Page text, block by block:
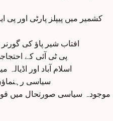
کشمیر میں پیپلز پارٹی اور پی
افتاب شیر پاؤ کی
پی ٹی آئی کے احتجاجی
اسلام آباد اور
سیاسی
موجودہ سیاسی صورتحال میں